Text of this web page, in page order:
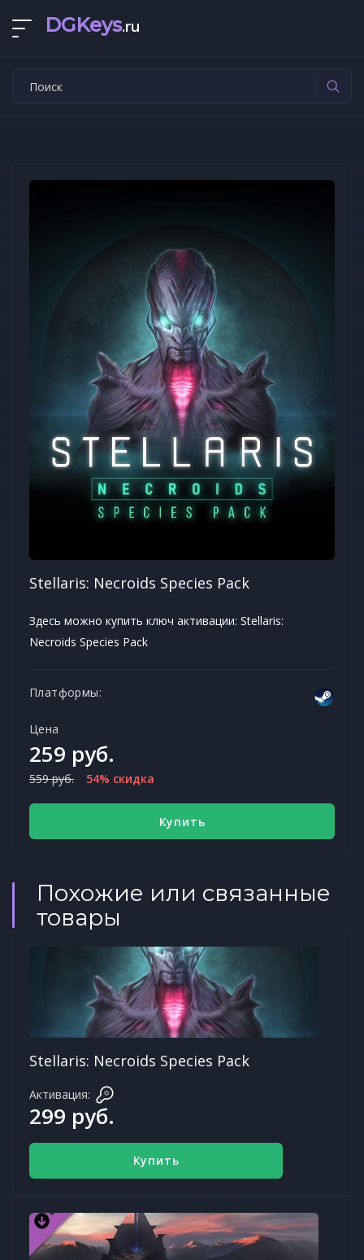
DGKeys.ru
Stellaris: Necroids Species Pack
Здесь можно купить ключ активации: Stellaris:
Necroids Species Pack
Платформы:
Цена
259 руб.
559 руб. 54% скидка
Купить
Похожие или связанные
товары
Stellaris: Necroids Species Pack
Активация:
299 руб.
Купить